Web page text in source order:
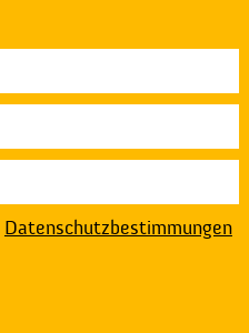
Datenschutzbestimmungen